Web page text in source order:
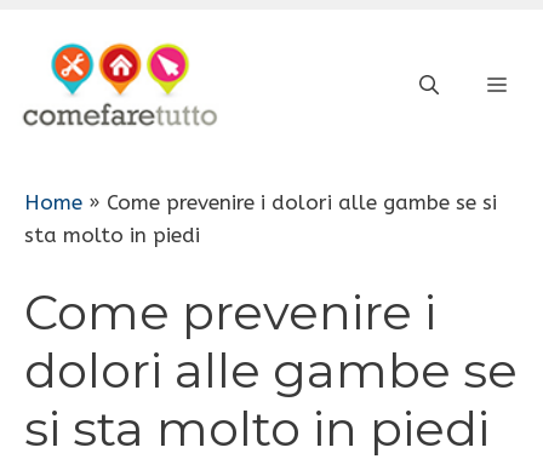
contenuto
Home » Come prevenire i dolori alle gambe se si
sta molto in piedi
Come prevenire i
dolori alle gambe se
si sta molto in piedi